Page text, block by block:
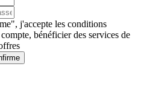
j'accepte les conditions
bénéficier des services de